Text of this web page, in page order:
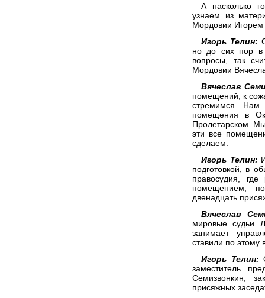
А насколько
узнаем из
Мордовии
Игорь Телин:
но до сих пор в
вопросы, так
Мордовии
Вячеслав
помещений, к
стремимся. Нам
помещения в
Пролетарском.
эти все
сделаем.
Игорь Телин:
подготовкой, в
правосудия,
помещением,
двенадцать
Вячеслав
мировые судьи
занимает
ставили по
Игорь Телин:
заместитель
Семизвонкин,
присяжных